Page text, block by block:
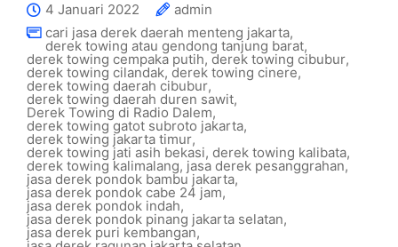
4 Januari 2022
admin
cari jasa derek daerah menteng jakarta,
derek towing atau gendong tanjung barat,
derek towing cempaka putih, derek towing cibubur,
derek towing cilandak, derek towing cinere,
derek towing daerah cibubur,
derek towing daerah duren sawit,
Derek Towing di Radio Dalem,
derek towing gatot subroto jakarta,
derek towing jakarta timur,
derek towing jati asih bekasi, derek towing kalibata,
derek towing kalimalang, jasa derek pesanggrahan,
jasa derek pondok bambu jakarta,
jasa derek pondok cabe 24 jam,
jasa derek pondok indah,
jasa derek pondok pinang jakarta selatan,
jasa derek puri kembangan,